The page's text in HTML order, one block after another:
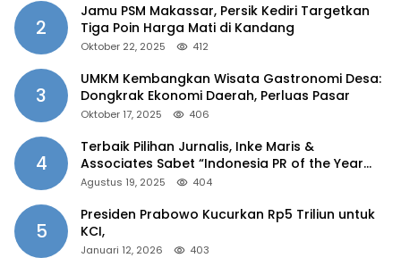
2
Jamu PSM Makassar, Persik Kediri Targetkan
Tiga Poin Harga Mati di Kandang
Oktober 22, 2025 412
3
UMKM Kembangkan Wisata Gastronomi Desa:
Dongkrak Ekonomi Daerah, Perluas Pasar
Oktober 17, 2025 406
4
Terbaik Pilihan Jurnalis, Inke Maris &
Associates Sabet “Indonesia PR of the Year
2025”
Agustus 19, 2025 404
5
Presiden Prabowo Kucurkan Rp5 Triliun untuk
KCI,
Januari 12, 2026 403